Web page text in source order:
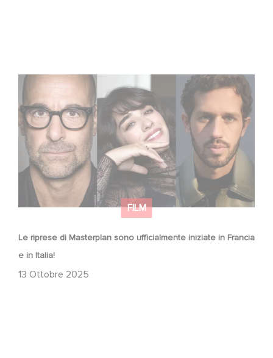
FILM
Le riprese di Masterplan sono ufficialmente iniziate in Francia
e in Italia!
13 Ottobre 2025
Le riprese di Masterplan sono ufficialmente iniziate in